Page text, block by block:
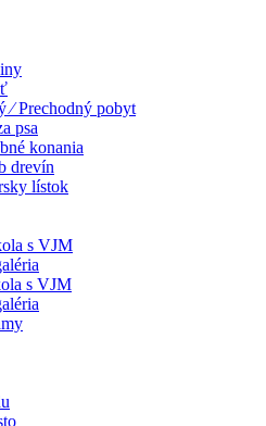
⁄ Prechodný pobyt
psa
konania
drevín
lístok
s VJM
s VJM